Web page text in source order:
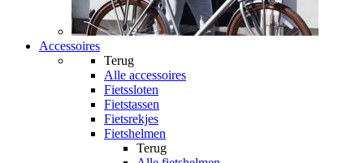
Accessoires
Terug
Alle accessoires
Fietssloten
Fietstassen
Fietsrekjes
Fietshelmen
Terug